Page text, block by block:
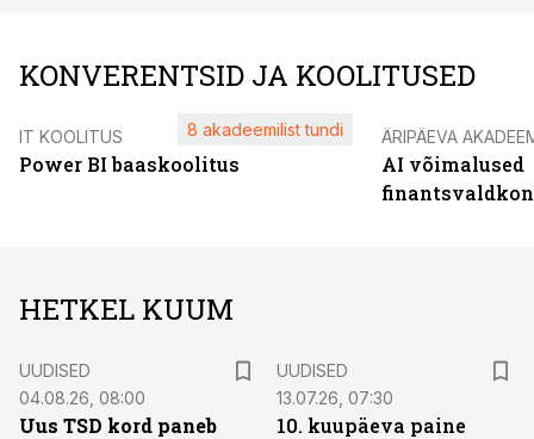
KONVERENTSID JA KOOLITUSED
IT KOOLITUS
Power BI baaskoolitus
8 akadeemilist tundi ÄRIPÄEVA
AI võimalused
HETKEL KUUM
UUDISED
04.08.26, 08:00
Uus TSD kord paneb
UUDISED
13.07.26, 07:30
10. kuupäeva paine